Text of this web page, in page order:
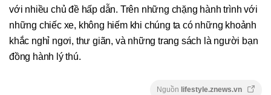
với nhiều chủ đề hấp dẫn. Trên những chặng hành trình với
những chiếc xe, không hiếm khi chúng ta có những khoảnh
khắc nghỉ ngơi, thư giãn, và những trang sách là người bạn
đồng hành lý thú.
Nguồn lifestyle.znews.vn